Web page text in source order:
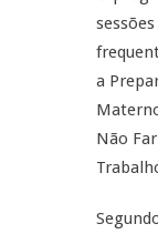
a
Não